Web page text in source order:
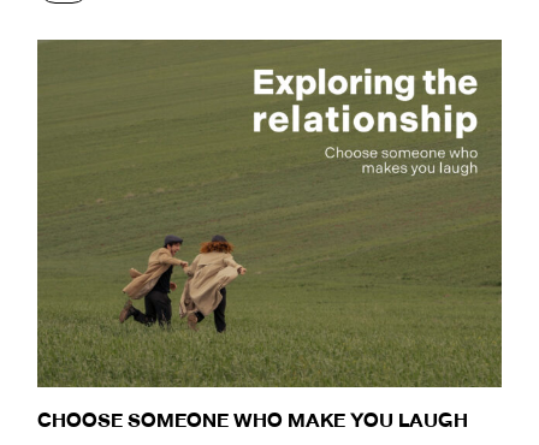
CHOOSE SOMEONE WHO MAKE YOU LAUGH